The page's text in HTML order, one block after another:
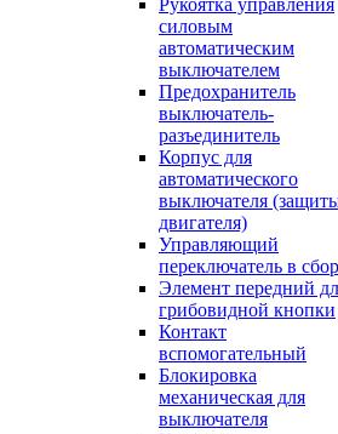
Рукоятка управления
силовым
автоматическим
выключателем
Предохранитель
выключатель-
разъединитель
Корпус для
автоматического
выключателя
двигателя)
Управляющий
переключатель в
Элемент передний
грибовидной кнопки
Контакт
вспомогательный
Блокировка
механическая для
выключателя